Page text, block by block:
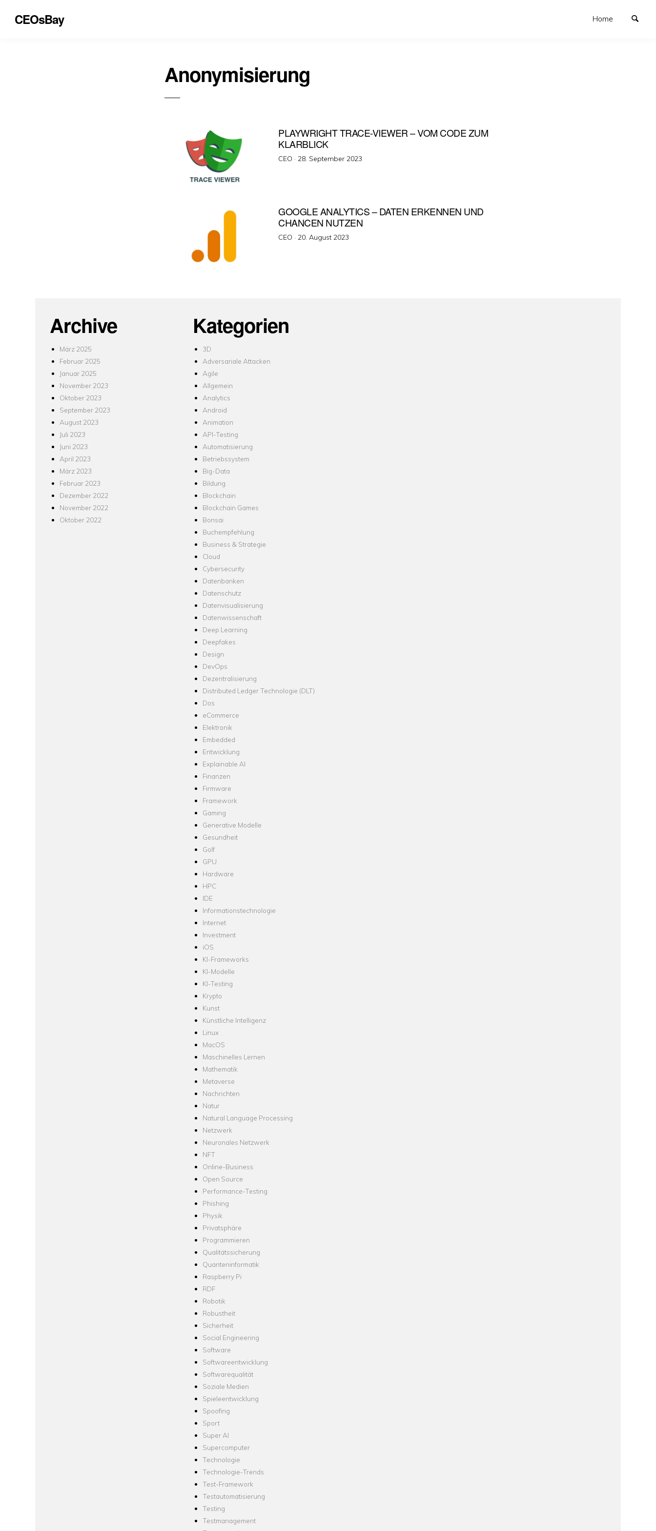
CEOsBay Home
Anonymisierung
PLAYWRIGHT TRACE-VIEWER – VOM CODE ZUM
KLARBLICK
CEO · Veröffentlicht
28. September 2023
GOOGLE ANALYTICS – DATEN ERKENNEN UND
CHANCEN NUTZEN
CEO · Veröffentlicht
20. August 2023
Archive
März 2025
Februar 2025
Januar 2025
November 2023
Oktober 2023
September 2023
August 2023
Juli 2023
Juni 2023
April 2023
März 2023
Februar 2023
Dezember 2022
November 2022
Oktober 2022
Kategorien
3D
Adversariale Attacken
Agile
Allgemein
Analytics
Android
Animation
API-Testing
Automatisierung
Betriebssystem
Big-Data
Bildung
Blockchain
Blockchain Games
Bonsai
Buchempfehlung
Business & Strategie
Cloud
Cybersecurity
Datenbanken
Datenschutz
Datenvisualisierung
Datenwissenschaft
Deep Learning
Deepfakes
Design
DevOps
Dezentralisierung
Distributed Ledger Technologie (DLT)
Dos
eCommerce
Elektronik
Embedded
Entwicklung
Explainable AI
Finanzen
Firmware
Framework
Gaming
Generative Modelle
Gesundheit
Golf
GPU
Hardware
HPC
IDE
Informationstechnologie
Internet
Investment
iOS
KI-Frameworks
KI-Modelle
KI-Testing
Krypto
Kunst
Künstliche Intelligenz
Linux
MacOS
Maschinelles Lernen
Mathematik
Metaverse
Nachrichten
Natur
Natural Language Processing
Netzwerk
Neuronales Netzwerk
NFT
Online-Business
Open Source
Performance-Testing
Phishing
Physik
Privatsphäre
Programmieren
Qualitätssicherung
Quanteninformatik
Raspberry Pi
RDF
Robotik
Robustheit
Sicherheit
Social Engineering
Software
Softwareentwicklung
Softwarequalität
Soziale Medien
Spieleentwicklung
Spoofing
Sport
Super AI
Supercomputer
Technologie
Technologie-Trends
Test-Framework
Testautomatisierung
Testing
Testmanagement